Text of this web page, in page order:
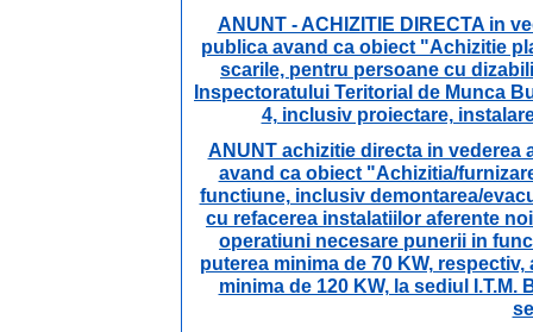
ANUNT - ACHIZITIE DIRECTA in
publica avand ca obiect "Achizitie
scarile, pentru persoane cu
Inspectoratului Teritorial de Munca
4, inclusiv proiectare,
ANUNT achizitie directa in
avand ca obiect "Achizitia/
functiune, inclusiv demontarea/
cu refacerea instalatiilor aferente
operatiuni necesare punerii in
puterea minima de 70 KW,
minima de 120 KW, la sediul I.T.M.